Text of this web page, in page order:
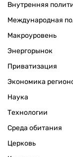
Внутренняя
Международная
Макроуровень
Энергорынок
Приватизация
Экономика
Наука
Технологии
Среда обитания
Церковь